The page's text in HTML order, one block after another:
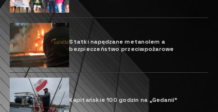
Statki napędzane metanolem a
bezpieczeństwo przeciwpożarowe
Kapitańskie 100 godzin na „Gedanii”